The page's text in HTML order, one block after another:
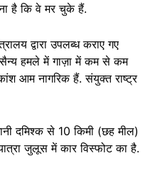
है कि वे मर चुके हैं.
द्वारा उपलब्ध कराए गए
हमले में गाज़ा में कम से कम
आम नागरिक हैं. संयुक्त राष्ट्र
दमिश्क से 10 किमी (छह मील)
जुलूस में कार विस्फोट का है.